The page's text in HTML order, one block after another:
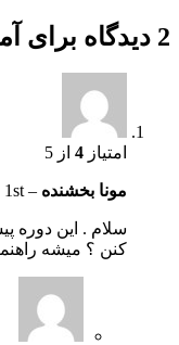
2 دیدگاه برای
امتیاز 4 از 5
مونا بخشنده – 1st فوریه, 2023
سلام . این دوره
کنن ؟ میشه